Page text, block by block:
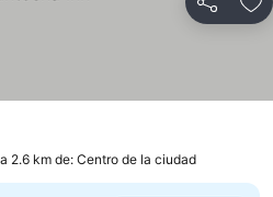
Compartir
a 2.6 km de: Centro de la ciudad